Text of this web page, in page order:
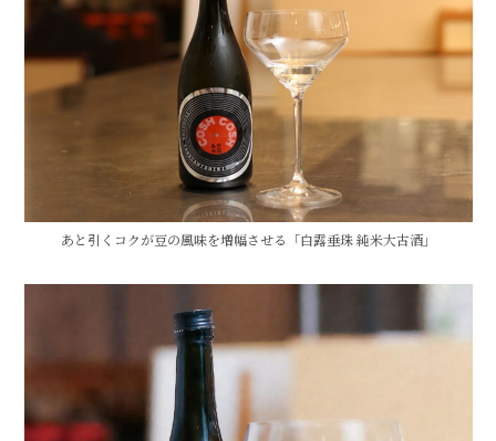
あと引くコクが豆の風味を増幅させる「白露垂珠 純米大古酒」